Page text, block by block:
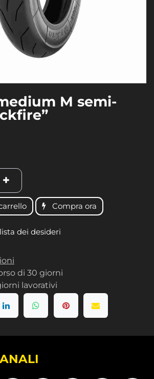
M semi-
Compra ora
dei desideri
di 30 giorni
lavorativi